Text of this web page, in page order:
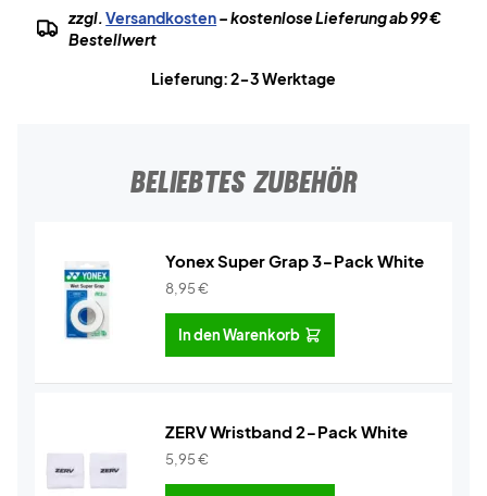
zzgl.Versandkosten– kostenlose Lieferung ab 99 €
Bestellwert
Lieferung: 2-3 Werktage
BELIEBTES ZUBEHÖR
Yonex Super Grap 3-Pack White
8,95€
In den Warenkorb
ZERV Wristband 2-Pack White
5,95€